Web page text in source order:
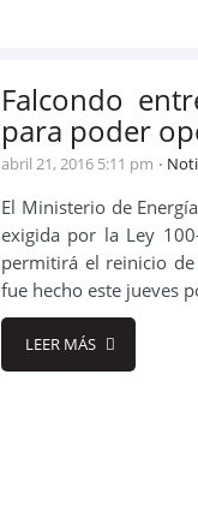
Falcondo
para poder
abril 21, 2016 5:11 pm
El Ministerio de
exigida por la Ley
permitirá el reinicio
fue hecho este jueves
LEER MÁS